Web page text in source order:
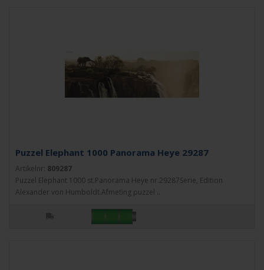
Puzzel Elephant 1000 Panorama Heye 29287
Artikelnr: 809287
Puzzel Elephant 1000 st.Panorama Heye nr.29287Serie, Edition
Alexander von Humboldt.Afmeting puzzel ..